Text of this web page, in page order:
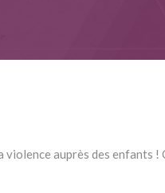
auprès des enfants